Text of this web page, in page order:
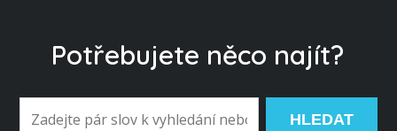
Potřebujete něco najít?
HLEDAT